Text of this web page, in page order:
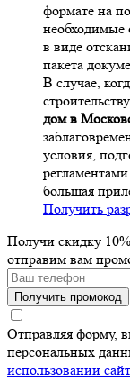
формате на
необходимые
в виде
пакета
В случае,
дом в
условия,
большая
Получить
Получи скидку 10%
отправим вам
Получить промокод
Отправляя форму,
персональных
использовании